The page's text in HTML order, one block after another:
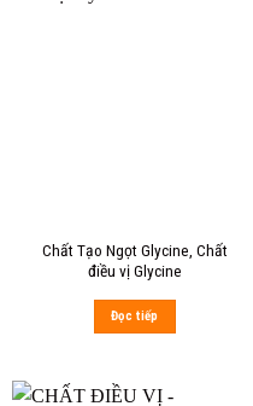
Chất Tạo Ngọt Glycine, Chất
điều vị Glycine
Đọc tiếp